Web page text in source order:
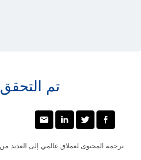
تم
ترجمة المحتوى لعملاق عالمي إلى العديد